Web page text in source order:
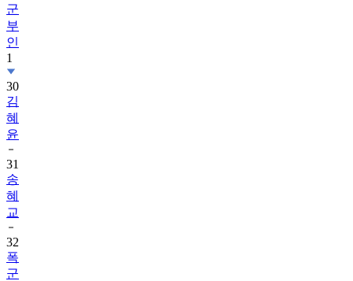
군
부
인
1
30
김
혜
윤
31
송
혜
교
32
폭
군